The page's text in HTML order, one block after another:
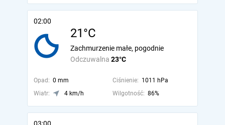
02:00
21°C
Odczuwalna 23°C
Zachmurzenie małe, pogodnie
Opad: 0 mm Ciśnienie: 1011 hPa
Wiatr:
4 km/h Wilgotność: 86%